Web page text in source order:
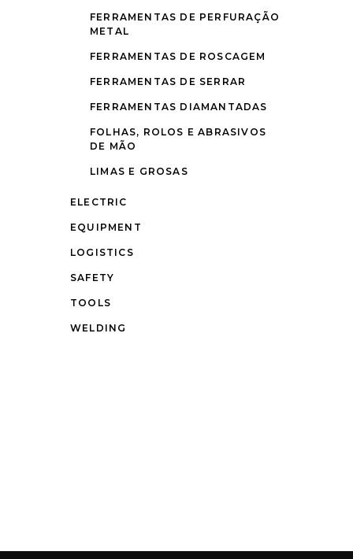
FERRAMENTAS DE PERFURAÇÃO
METAL
FERRAMENTAS DE ROSCAGEM
FERRAMENTAS DE SERRAR
FERRAMENTAS DIAMANTADAS
FOLHAS, ROLOS E ABRASIVOS
DE MÃO
LIMAS E GROSAS
ELECTRIC
EQUIPMENT
LOGISTICS
SAFETY
TOOLS
WELDING